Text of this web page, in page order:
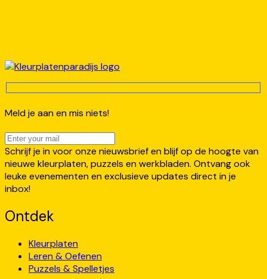
Meld je aan en mis niets!
Schrijf je in voor onze nieuwsbrief en blijf op de hoogte van
nieuwe kleurplaten, puzzels en werkbladen. Ontvang ook
leuke evenementen en exclusieve updates direct in je
inbox!
Ontdek
Kleurplaten
Leren & Oefenen
Puzzels & Spelletjes